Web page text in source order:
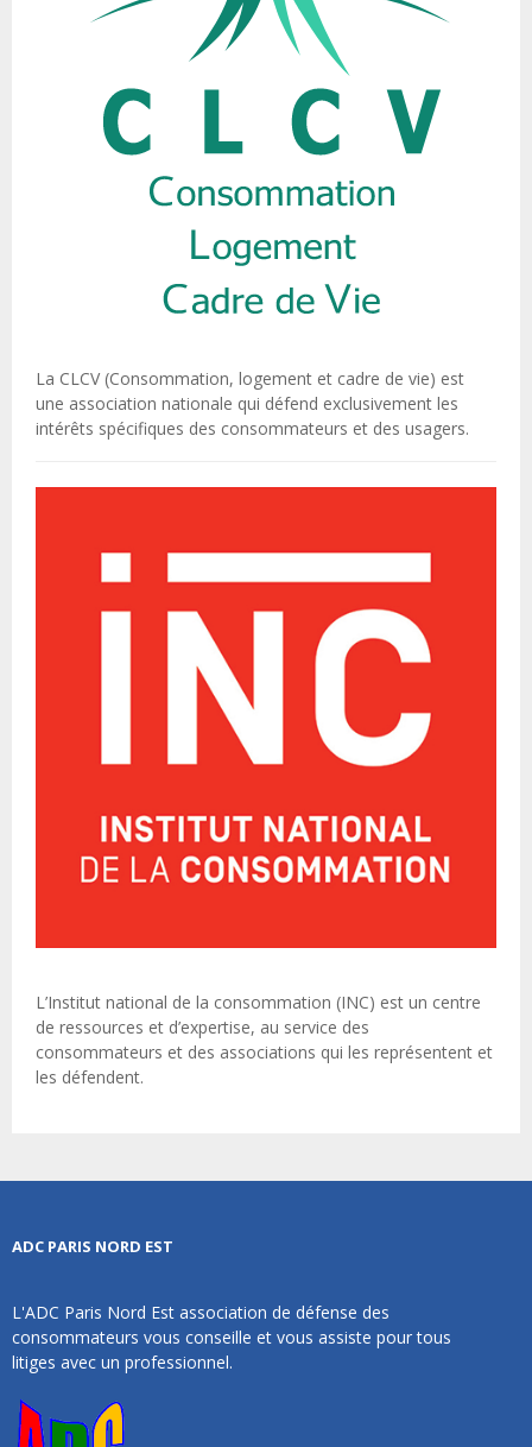
La CLCV (Consommation, logement et cadre de vie) est
une association nationale qui défend exclusivement les
intérêts spécifiques des consommateurs et des usagers.
L’Institut national de la consommation (INC) est un centre
de ressources et d’expertise, au service des
consommateurs et des associations qui les représentent et
les défendent.
ADC PARIS NORD EST
L'ADC Paris Nord Est association de défense des
consommateurs vous conseille et vous assiste pour tous
litiges avec un professionnel.